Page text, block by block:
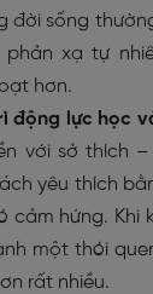
đời sống
phản xạ tự
hơn.
động lực học
với sở thích
yêu thích
cảm hứng. Khi
một thói
rất nhiều.